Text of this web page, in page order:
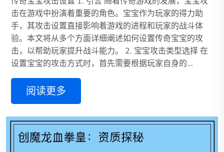
击在游戏中扮演着重要的角色。宝宝作为玩家的得力助
手，其攻击设置直接影响着游戏的进程和玩家的战斗体
验。本文将从多个方面详细阐述如何设置传奇宝宝的攻
击，以帮助玩家提升战斗能力。 2. 宝宝攻击类型选择 在
设置宝宝的攻击方式时，首先需要根据玩家自身的...
阅读更多